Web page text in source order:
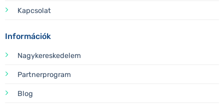
Kapcsolat
Információk
Nagykereskedelem
Partnerprogram
Blog